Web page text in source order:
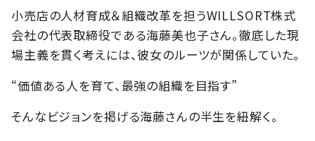
小売店の人材育成＆組織改革を担うWILLSORT株式
会社の代表取締役である海藤美也子さん。徹底した現
場主義を貫く考えには、彼女のルーツが関係していた。
“価値ある人を育て、最強の組織を目指す”
そんなビジョンを掲げる海藤さんの半生を紐解く。